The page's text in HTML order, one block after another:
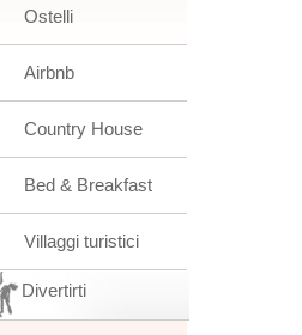
Ostelli
Airbnb
Country House
Bed & Breakfast
Villaggi turistici
Divertirti